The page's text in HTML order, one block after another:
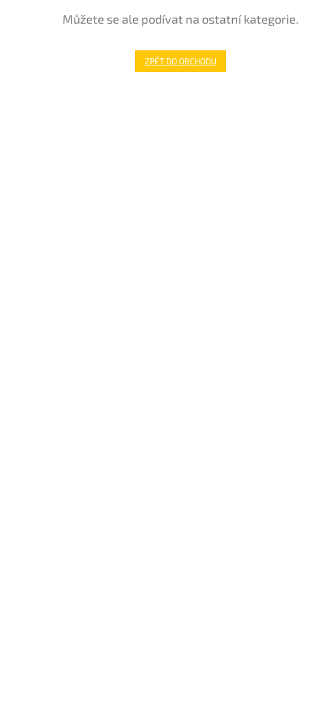
Můžete se ale podívat na ostatní kategorie.
ZPĚT DO OBCHODU